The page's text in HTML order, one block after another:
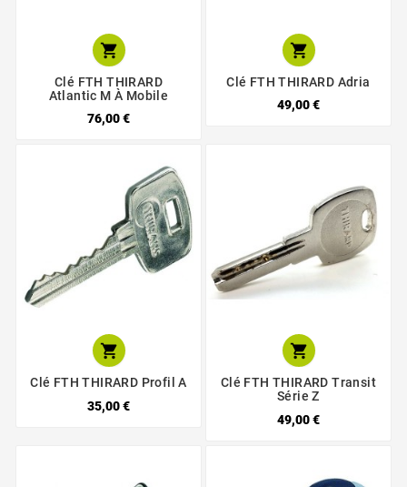

Clé FTH THIRARD
Atlantic M À Mobile
76,00 €

Clé FTH THIRARD Adria
49,00 €

Clé FTH THIRARD Profil A
35,00 €

Clé FTH THIRARD Transit
Série Z
49,00 €